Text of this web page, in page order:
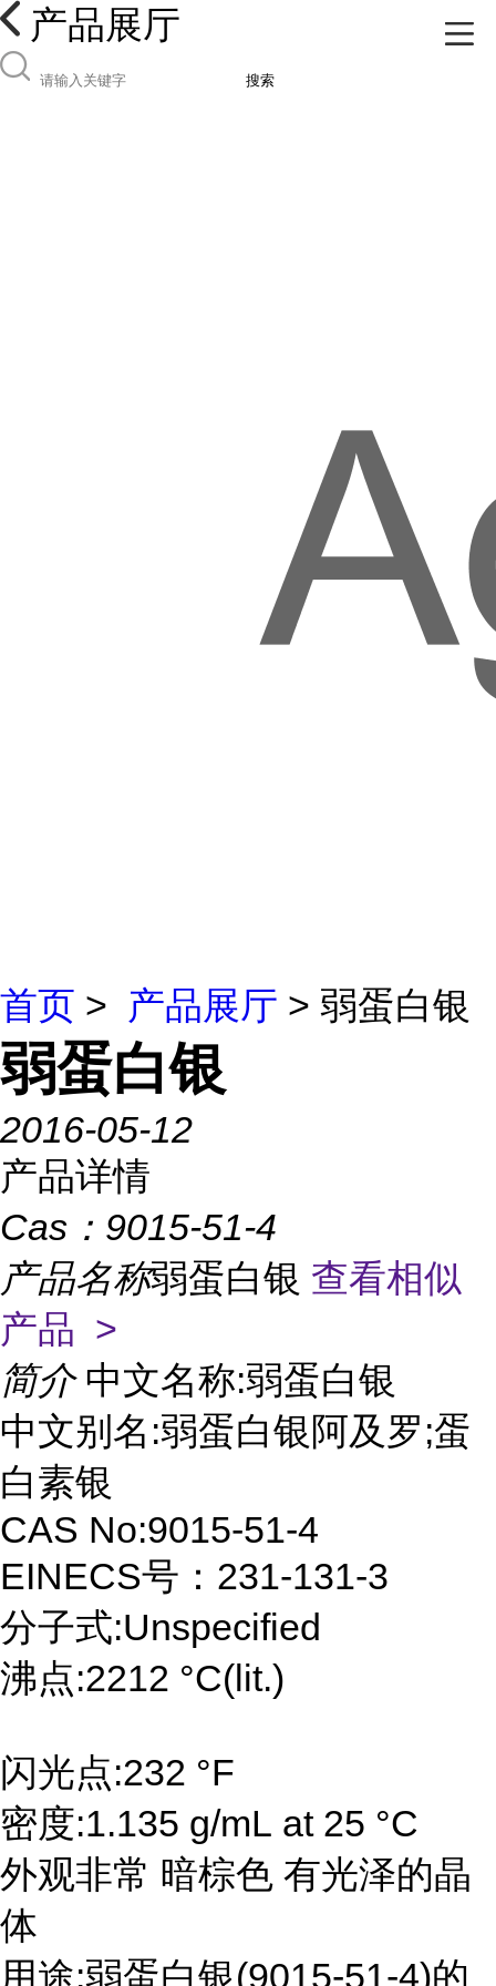
产品展厅
搜索
首页 > 产品展厅 > 弱蛋白银
弱蛋白银
2016-05-12
产品详情
Cas： 9015-51-4
产品名称弱蛋白银 查看相似
产品 >
简介 中文名称:弱蛋白银
中文别名:弱蛋白银阿及罗;蛋
白素银
CAS No:9015-51-4
EINECS号：231-131-3
分子式:Unspecified
沸点:2212 °C(lit.)
闪光点:232 °F
密度:1.135 g/mL at 25 °C
外观非常 暗棕色 有光泽的晶
体
用途:弱蛋白银(9015-51-4)的